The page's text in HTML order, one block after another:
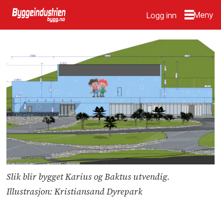
Logg inn
Slik blir bygget Karius og Baktus utvendig.
Illustrasjon: Kristiansand Dyrepark